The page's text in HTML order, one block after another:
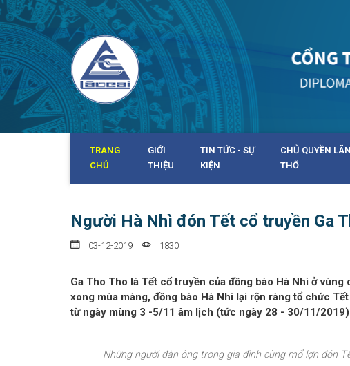
TRANG
CHỦ
GIỚI
THIỆU
TIN TỨC - SỰ
KIỆN
CHỦ QUYỀN
THỔ
Người Hà Nhì đón Tết cổ truyền Ga
03-12-2019 1830
Ga Tho Tho là Tết cổ truyền của đồng bào Hà Nhì ở
xong mùa màng, đồng bào Hà Nhì lại rộn ràng tổ chức
từ ngày mùng 3 -5/11 âm lịch (tức ngày 28 - 30/11/
Những người đàn ông trong gia đình cùng mổ lợn đón